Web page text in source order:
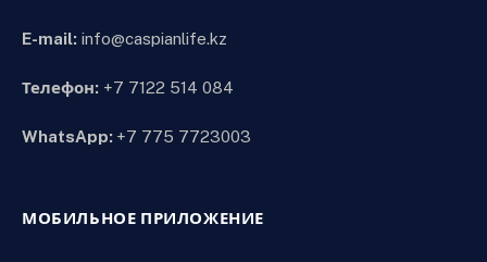
E-mail: info@caspianlife.kz
Телефон: +7 7122 514 084
WhatsApp: +7 775 7723003
МОБИЛЬНОЕ ПРИЛОЖЕНИЕ